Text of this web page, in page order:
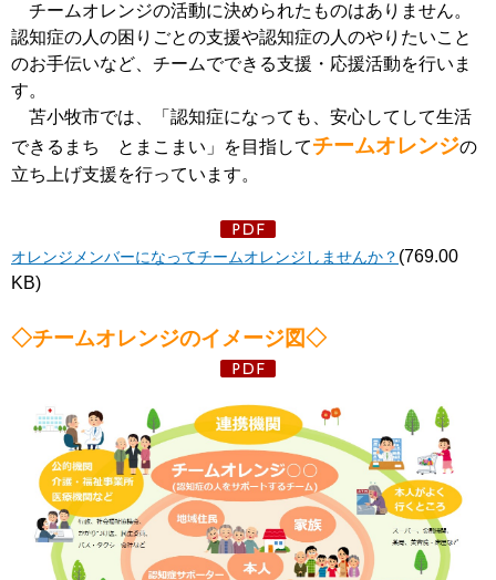
チームオレンジの活動に決められたものはありません。
認知症の人の困りごとの支援や認知症の人のやりたいこと
のお手伝いなど、チームでできる支援・応援活動を行いま
す。
苫小牧市では、「認知症になっても、安心してして生活
できるまち とまこまい」を目指してチームオレンジの
立ち上げ支援を行っています。
オレンジメンバーになってチームオレンジしませんか？ (769.00
KB)
◇チームオレンジのイメージ図◇